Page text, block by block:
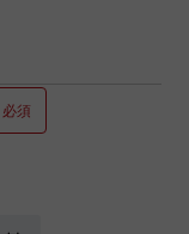
必須